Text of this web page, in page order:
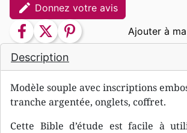
Description
Modèle souple avec inscriptions
tranche argentée, onglets, coffret.
Cette Bible d’étude est facile à
edit Donnez votre avis
facebook twitter pinterest